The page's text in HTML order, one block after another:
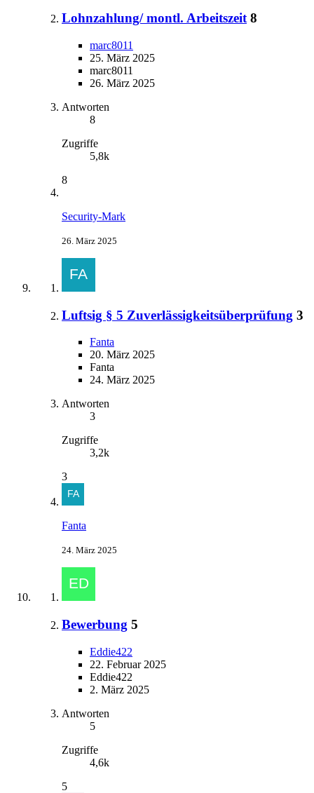
Lohnzahlung/ montl. Arbeitszeit 8
marc8011
25. März 2025
marc8011
26. März 2025
Antworten
8
Zugriffe
5,8k
8
Security-Mark
26. März 2025
Luftsig § 5 Zuverlässigkeitsüberprüfung 3
Fanta
20. März 2025
Fanta
24. März 2025
Antworten
3
Zugriffe
3,2k
3
Fanta
24. März 2025
Bewerbung 5
Eddie422
22. Februar 2025
Eddie422
2. März 2025
Antworten
5
Zugriffe
4,6k
5